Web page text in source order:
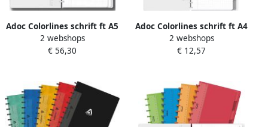
Adoc Colorlines schrift ft A5
144 bladzijden geruit 5 mm
geassorteerde kleuren
2 webshops
€ 56,30
Adoc Colorlines schrift ft A4
144 bladzijden commercieel
geruit geassorteerde
2 webshops
€ 12,57